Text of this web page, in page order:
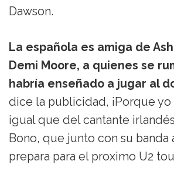
Dawson.
La española es amiga de
Demi Moore, a quienes se
habría enseñado a jugar al
dice la publicidad, ¡Porque yo
igual que del cantante
Bono, que junto con su banda
prepara para el proximo U2